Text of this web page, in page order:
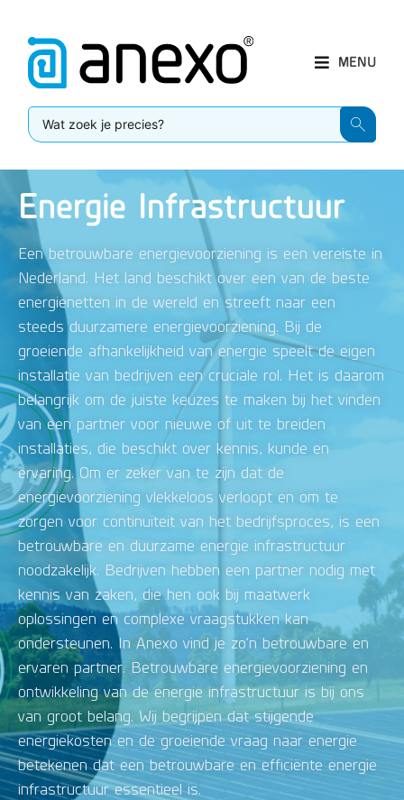
MENU
Energie Infrastructuur
Een betrouwbare energievoorziening is een vereiste in
Nederland. Het land beschikt over een van de beste
energienetten in de wereld en streeft naar een
steeds duurzamere energievoorziening. Bij de
groeiende afhankelijkheid van energie speelt de eigen
installatie van bedrijven een cruciale rol. Het is daarom
belangrijk om de juiste keuzes te maken bij het vinden
van een partner voor nieuwe of uit te breiden
installaties, die beschikt over kennis, kunde en
ervaring. Om er zeker van te zijn dat de
energievoorziening vlekkeloos verloopt en om te
zorgen voor continuïteit van het bedrijfsproces, is een
betrouwbare en duurzame energie infrastructuur
noodzakelijk. Bedrijven hebben een partner nodig met
kennis van zaken, die hen ook bij maatwerk
oplossingen en complexe vraagstukken kan
ondersteunen. In Anexo vind je zo’n betrouwbare en
ervaren partner. Betrouwbare energievoorziening en
ontwikkeling van de energie infrastructuur is bij ons
van groot belang. Wij begrijpen dat stijgende
energiekosten en de groeiende vraag naar energie
betekenen dat een betrouwbare en efficiënte energie
infrastructuur essentieel is.